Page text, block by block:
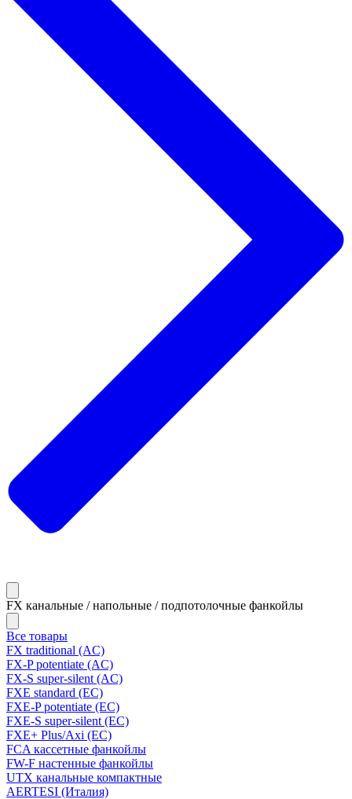
FX канальные / напольные / подпотолочные фанкойлы
Все товары
FX traditional (AC)
FX-P potentiate (AC)
FX-S super-silent (AC)
FXE standard (EC)
FXE-P potentiate (EC)
FXE-S super-silent (EC)
FXE+ Plus/Axi (EC)
FCA кассетные фанкойлы
FW-F настенные фанкойлы
UTX канальные компактные
AERTESI (Италия)